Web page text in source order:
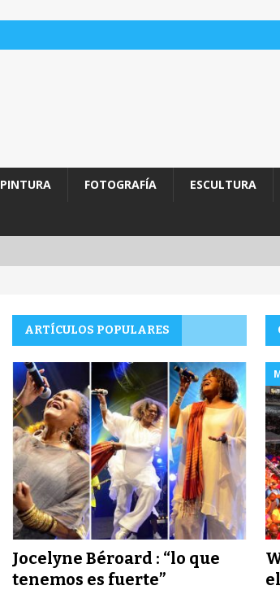
PINTURA FOTOGRAFÍA ESCULTURA
ARTÍCULOS POPULARES
Jocelyne Béroard : “lo que
tenemos es fuerte”